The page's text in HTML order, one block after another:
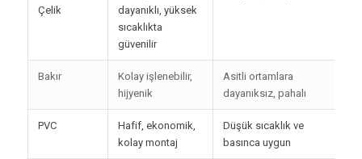
Çelik
dayanıklı, yüksek
sıcaklıkta
güvenilir
Bakır
Kolay işlenebilir,
hijyenik
Asitli ortamlara
dayanıksız, pahalı
PVC
Hafif, ekonomik,
kolay montaj
Düşük sıcaklık ve
basınca uygun